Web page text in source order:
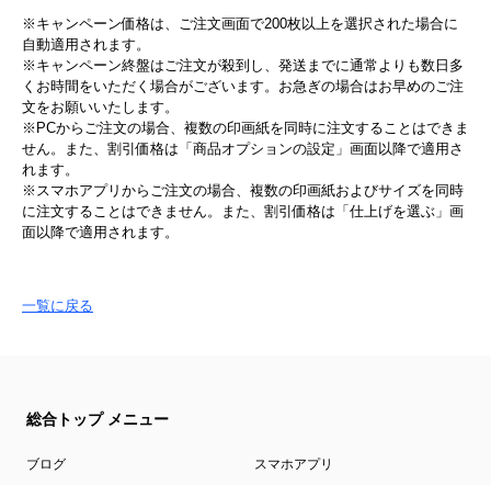
※キャンペーン価格は、ご注文画面で200枚以上を選択された場合に
自動適用されます。
※キャンペーン終盤はご注文が殺到し、発送までに通常よりも数日多
くお時間をいただく場合がございます。お急ぎの場合はお早めのご注
文をお願いいたします。
※PCからご注文の場合、複数の印画紙を同時に注文することはできま
せん。また、割引価格は「商品オプションの設定」画面以降で適用さ
れます。
※スマホアプリからご注文の場合、複数の印画紙およびサイズを同時
に注文することはできません。また、割引価格は「仕上げを選ぶ」画
面以降で適用されます。
一覧に戻る
総合トップ メニュー
ブログ スマホアプリ